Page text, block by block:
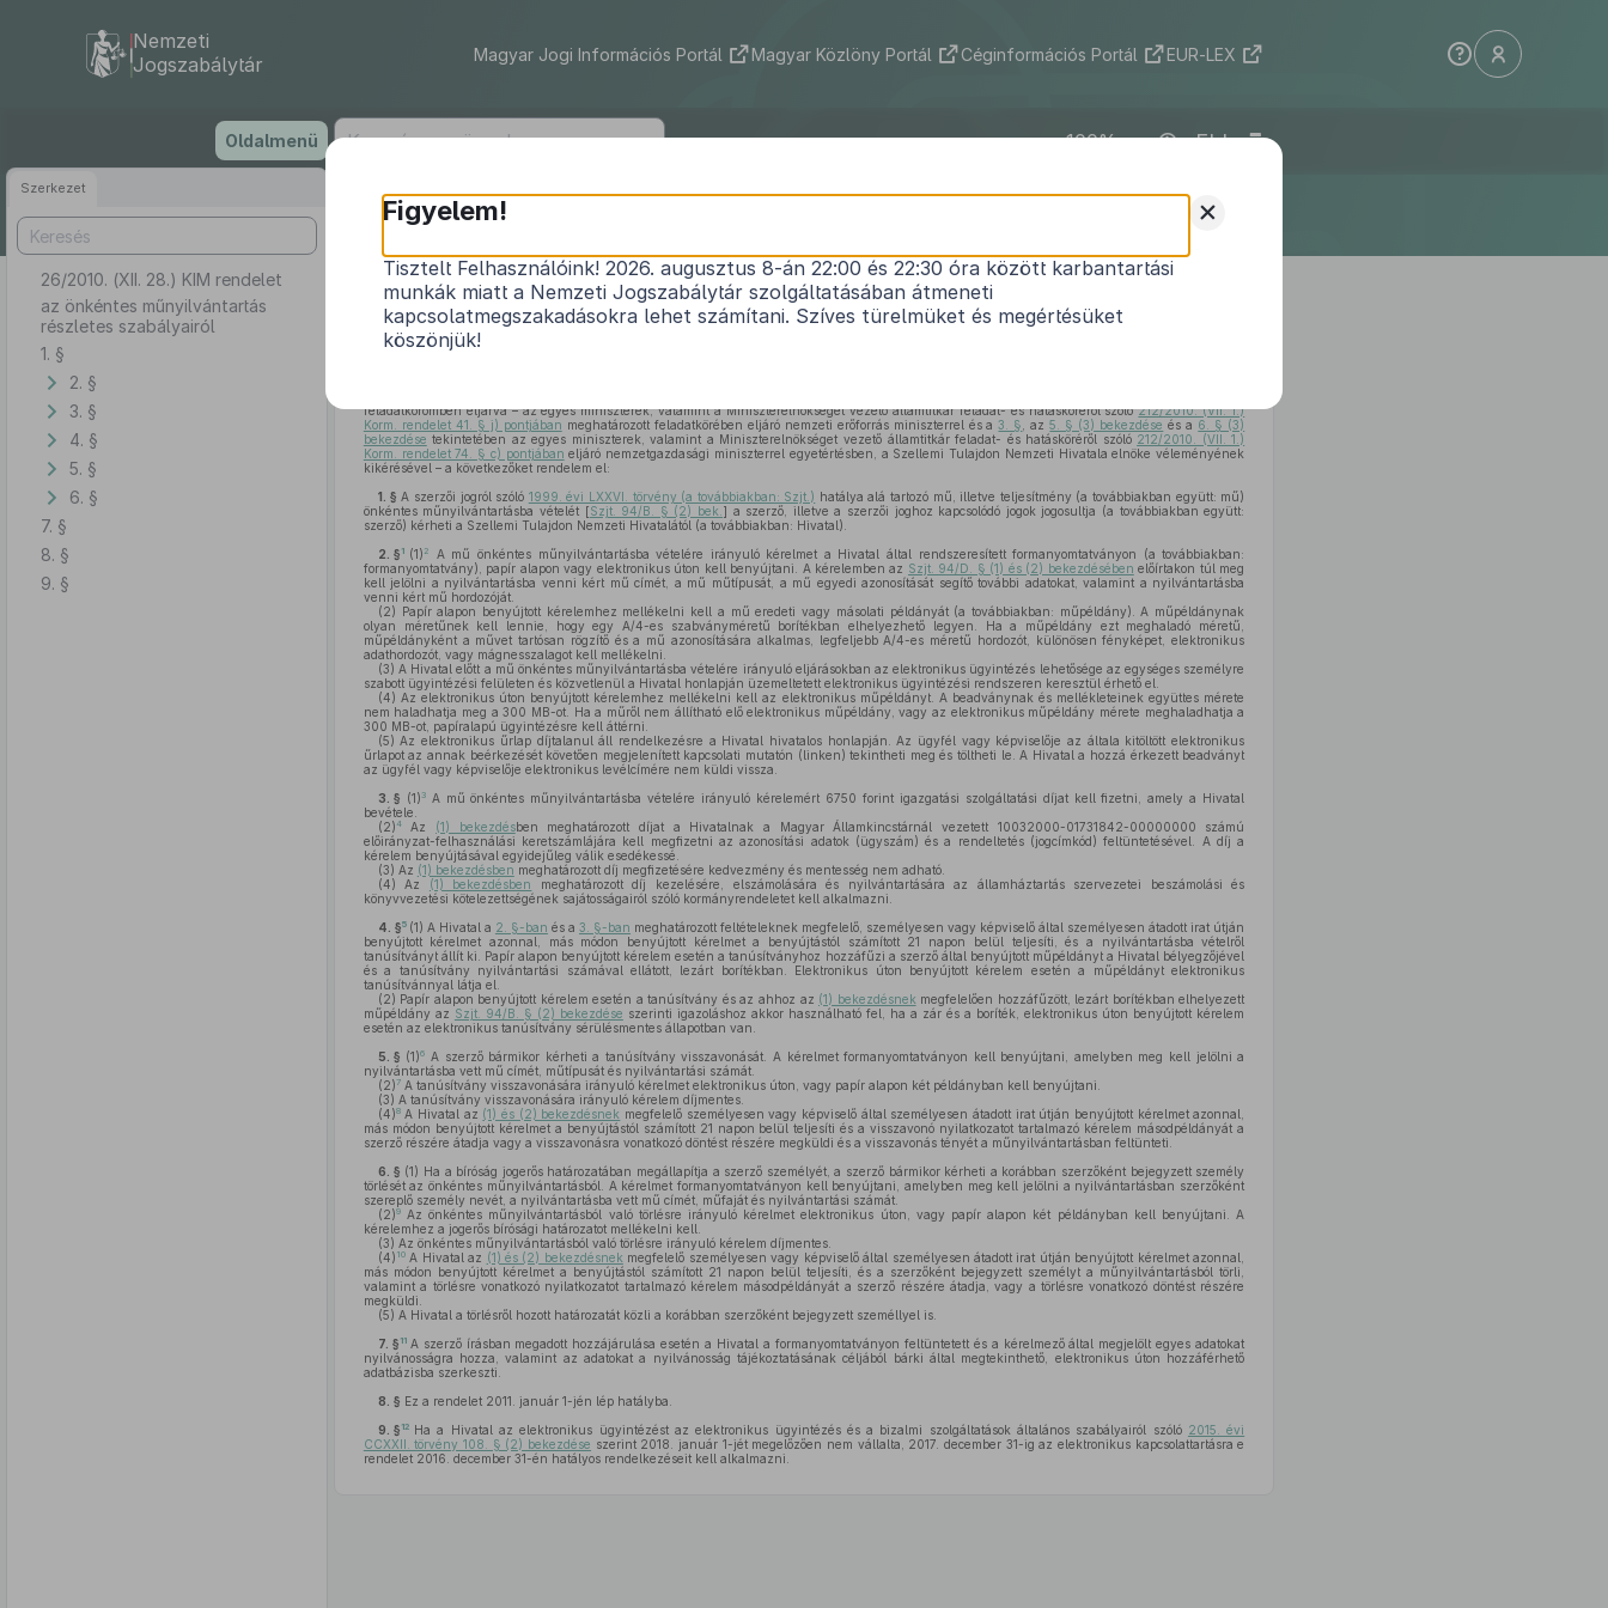
tartalomra
Nemzeti
Jogszabálytár
Magyar Jogi Információs Portál Magyar Közlöny Portál Céginformációs Portál EUR-LEX
Oldalmenü ELI
Szerkezet
26/2010. (XII. 28.) KIM rendelet
az önkéntes műnyilvántartás
részletes szabályairól
1. §
2. §
3. §
4. §
5. §
6. §
7. §
8. §
9. §
26/2010. (XII. 28.) KIM rendelet
az önkéntes műnyilvántartás részletes szabályairól
Hatályos: 2025. 01. 31. –
feladatkörömben eljárva – az egyes miniszterek, valamint a Miniszterelnökséget vezető államtitkár feladat- és hatásköréről szóló212/2010. (VII. 1.)
Korm. rendelet 41. § j) pontjában meghatározott feladatkörében eljáró nemzeti erőforrás miniszterrel és a3. § , az5. § (3) bekezdése és a 6. § (3)
bekezdése tekintetében az egyes miniszterek, valamint a Miniszterelnökséget vezető államtitkár feladat- és hatásköréről szóló 212/2010. (VII. 1.)
Korm. rendelet 74. § c) pontjában eljáró nemzetgazdasági miniszterrel egyetértésben, a Szellemi Tulajdon Nemzeti Hivatala elnöke véleményének
kikérésével – a következőket rendelem el:
1. § A szerzői jogról szóló 1999. évi LXXVI. törvény (a továbbiakban: Szjt.) hatálya alá tartozó mű, illetve teljesítmény (a továbbiakban együtt: mű)
önkéntes műnyilvántartásba vételét [Szjt. 94/B. § (2) bek. ] a szerző, illetve a szerzői joghoz kapcsolódó jogok jogosultja (a továbbiakban együtt:
szerző) kérheti a Szellemi Tulajdon Nemzeti Hivatalától (a továbbiakban: Hivatal).
2. § 1 (1) 2
A mű önkéntes műnyilvántartásba vételére irányuló kérelmet a Hivatal által rendszeresített formanyomtatványon (a továbbiakban:
formanyomtatvány), papír alapon vagy elektronikus úton kell benyújtani. A kérelemben az Szjt. 94/D. § (1) és (2) bekezdésében előírtakon túl meg
kell jelölni a nyilvántartásba venni kért mű címét, a mű műtípusát, a mű egyedi azonosítását segítő további adatokat, valamint a nyilvántartásba
venni kért mű hordozóját.
(2) Papír alapon benyújtott kérelemhez mellékelni kell a mű eredeti vagy másolati példányát (a továbbiakban: műpéldány). A műpéldánynak
olyan méretűnek kell lennie, hogy egy A/4-es szabványméretű borítékban elhelyezhető legyen. Ha a műpéldány ezt meghaladó méretű,
műpéldányként a művet tartósan rögzítő és a mű azonosítására alkalmas, legfeljebb A/4-es méretű hordozót, különösen fényképet, elektronikus
adathordozót, vagy mágnesszalagot kell mellékelni.
(3) A Hivatal előtt a mű önkéntes műnyilvántartásba vételére irányuló eljárásokban az elektronikus ügyintézés lehetősége az egységes személyre
szabott ügyintézési felületen és közvetlenül a Hivatal honlapján üzemeltetett elektronikus ügyintézési rendszeren keresztül érhető el.
(4) Az elektronikus úton benyújtott kérelemhez mellékelni kell az elektronikus műpéldányt. A beadványnak és mellékleteinek együttes mérete
nem haladhatja meg a 300 MB-ot. Ha a műről nem állítható elő elektronikus műpéldány, vagy az elektronikus műpéldány mérete meghaladhatja a
300 MB-ot, papíralapú ügyintézésre kell áttérni.
(5) Az elektronikus űrlap díjtalanul áll rendelkezésre a Hivatal hivatalos honlapján. Az ügyfél vagy képviselője az általa kitöltött elektronikus
űrlapot az annak beérkezését követően megjelenített kapcsolati mutatón (linken) tekintheti meg és töltheti le. A Hivatal a hozzá érkezett beadványt
az ügyfél vagy képviselője elektronikus levélcímére nem küldi vissza.
3. § (1) 3A mű önkéntes műnyilvántartásba vételére irányuló kérelemért 6750 forint igazgatási szolgáltatási díjat kell fizetni, amely a Hivatal
bevétele.
(2)4Az (1) bekezdésben meghatározott díjat a Hivatalnak a Magyar Államkincstárnál vezetett 10032000-01731842-00000000 számú
előirányzat-felhasználási keretszámlájára kell megfizetni az azonosítási adatok (ügyszám) és a rendeltetés (jogcímkód) feltüntetésével. A díj a
kérelem benyújtásával egyidejűleg válik esedékessé.
(3) Az (1) bekezdésben meghatározott díj megfizetésére kedvezmény és mentesség nem adható.
(4) Az (1) bekezdésben
meghatározott díj kezelésére, elszámolására és nyilvántartására az államháztartás szervezetei beszámolási és
könyvvezetési kötelezettségének sajátosságairól szóló kormányrendeletet kell alkalmazni.
4. §5 (1) A Hivatal a 2. §-ban és a 3. §-ban meghatározott feltételeknek megfelelő, személyesen vagy képviselő által személyesen átadott irat útján
benyújtott kérelmet azonnal, más módon benyújtott kérelmet a benyújtástól számított 21 napon belül teljesíti, és a nyilvántartásba vételről
tanúsítványt állít ki. Papír alapon benyújtott kérelem esetén a tanúsítványhoz hozzáfűzi a szerző által benyújtott műpéldányt a Hivatal bélyegzőjével
és a tanúsítvány nyilvántartási számával ellátott, lezárt borítékban. Elektronikus úton benyújtott kérelem esetén a műpéldányt elektronikus
tanúsítvánnyal látja el.
(2) Papír alapon benyújtott kérelem esetén a tanúsítvány és az ahhoz az (1) bekezdésnek megfelelően hozzáfűzött, lezárt borítékban elhelyezett
műpéldány az Szjt. 94/B. § (2) bekezdése szerinti igazoláshoz akkor használható fel, ha a zár és a boríték, elektronikus úton benyújtott kérelem
esetén az elektronikus tanúsítvány sérülésmentes állapotban van.
5. § (1)6 A szerző bármikor kérheti a tanúsítvány visszavonását. A kérelmet formanyomtatványon kell benyújtani, amelyben meg kell jelölni a
nyilvántartásba vett mű címét, műtípusát és nyilvántartási számát.
(2)7A tanúsítvány visszavonására irányuló kérelmet elektronikus úton, vagy papír alapon két példányban kell benyújtani.
(3) A tanúsítvány visszavonására irányuló kérelem díjmentes.
(4)8A Hivatal az (1) és (2) bekezdésnek megfelelő személyesen vagy képviselő által személyesen átadott irat útján benyújtott kérelmet azonnal,
más módon benyújtott kérelmet a benyújtástól számított 21 napon belül teljesíti és a visszavonó nyilatkozatot tartalmazó kérelem másodpéldányát a
szerző részére átadja vagy a visszavonásra vonatkozó döntést részére megküldi és a visszavonás tényét a műnyilvántartásban feltünteti.
6. § (1) Ha a bíróság jogerős határozatában megállapítja a szerző személyét, a szerző bármikor kérheti a korábban szerzőként bejegyzett személy
törlését az önkéntes műnyilvántartásból. A kérelmet formanyomtatványon kell benyújtani, amelyben meg kell jelölni a nyilvántartásban szerzőként
szereplő személy nevét, a nyilvántartásba vett mű címét, műfaját és nyilvántartási számát.
(2)9Az önkéntes műnyilvántartásból való törlésre irányuló kérelmet elektronikus úton, vagy papír alapon két példányban kell benyújtani. A
kérelemhez a jogerős bírósági határozatot mellékelni kell.
(3) Az önkéntes műnyilvántartásból való törlésre irányuló kérelem díjmentes.
(4) 10A Hivatal az (1) és (2) bekezdésnek megfelelő személyesen vagy képviselő által személyesen átadott irat útján benyújtott kérelmet azonnal,
más módon benyújtott kérelmet a benyújtástól számított 21 napon belül teljesíti, és a szerzőként bejegyzett személyt a műnyilvántartásból törli,
valamint a törlésre vonatkozó nyilatkozatot tartalmazó kérelem másodpéldányát a szerző részére átadja, vagy a törlésre vonatkozó döntést részére
megküldi.
(5) A Hivatal a törlésről hozott határozatát közli a korábban szerzőként bejegyzett személlyel is.
7. § 11 A szerző írásban megadott hozzájárulása esetén a Hivatal a formanyomtatványon feltüntetett és a kérelmező által megjelölt egyes adatokat
nyilvánosságra hozza, valamint az adatokat a nyilvánosság tájékoztatásának céljából bárki által megtekinthető, elektronikus úton hozzáférhető
adatbázisba szerkeszti.
8. § Ez a rendelet 2011. január 1-jén lép hatályba.
9. § 12 Ha a Hivatal az elektronikus ügyintézést az elektronikus ügyintézés és a bizalmi szolgáltatások általános szabályairól szóló 2015. évi
CCXXII. törvény 108. § (2) bekezdése szerint 2018. január 1-jét megelőzően nem vállalta, 2017. december 31-ig az elektronikus kapcsolattartásra e
rendelet 2016. december 31-én hatályos rendelkezéseit kell alkalmazni.
+
Figyelem!
Tisztelt Felhasználóink! 2026. augusztus 8-án 22:00 és 22:30 óra között karbantartási
munkák miatt a Nemzeti Jogszabálytár szolgáltatásában átmeneti
kapcsolatmegszakadásokra lehet számítani. Szíves türelmüket és megértésüket
köszönjük!